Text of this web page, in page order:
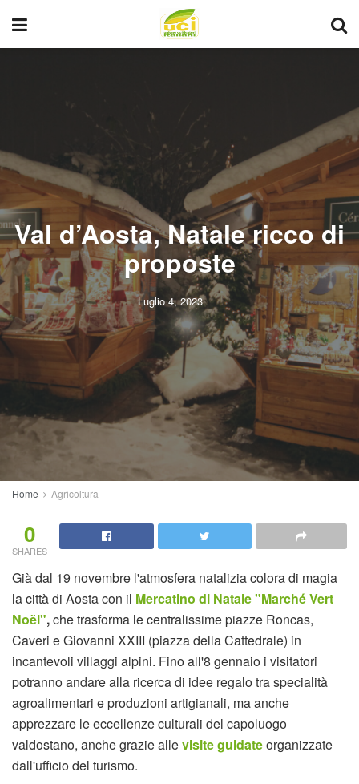
Val d’Aosta, Natale ricco di
proposte
Luglio 4, 2023
Home Agricoltura
0
SHARES
Già dal 19 novembre l'atmosfera natalizia colora di magia
la città di Aosta con il Mercatino di Natale "Marché Vert
Noël",che trasforma le centralissime piazze Roncas,
Caveri e Giovanni XXIII (piazza della Cattedrale) in
incantevoli villaggi alpini. Fino all'8 gennaio i visitatori
potranno andare alla ricerca di idee regalo tra specialità
agroalimentari e produzioni artigianali, ma anche
apprezzare le eccellenze culturali del capoluogo
valdostano, anche grazie allevisite guidateorganizzate
dall'ufficio del turismo.